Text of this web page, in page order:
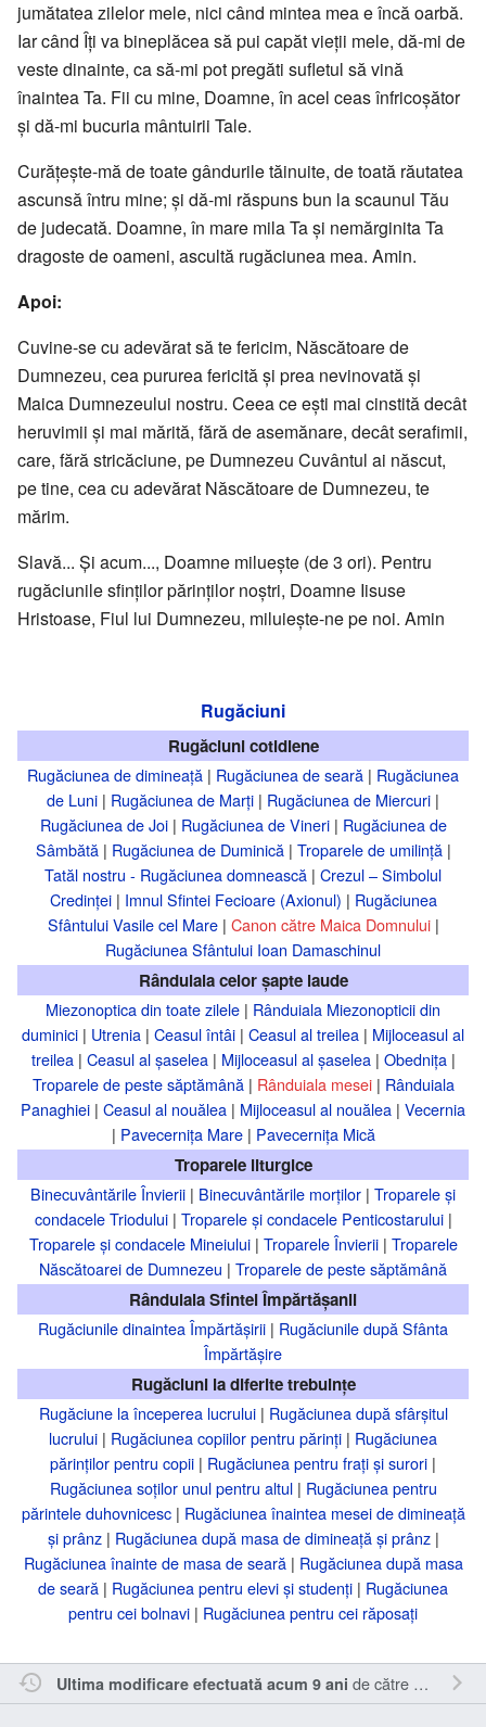
jumătatea zilelor mele, nici când mintea mea e încă oarbă.
Iar când Îţi va bineplăcea să pui capăt vieţii mele, dă-mi de
veste dinainte, ca să-mi pot pregăti sufletul să vină
înaintea Ta. Fii cu mine, Doamne, în acel ceas înfricoşător
şi dă-mi bucuria mântuirii Tale.
Curăţeşte-mă de toate gândurile tăinuite, de toată răutatea
ascunsă întru mine; şi dă-mi răspuns bun la scaunul Tău
de judecată. Doamne, în mare mila Ta şi nemărginita Ta
dragoste de oameni, ascultă rugăciunea mea. Amin.
Apoi:
Cuvine-se cu adevărat să te fe­ri­cim, Născătoare de
Dumnezeu, cea puru­rea fe­ricită și prea nevinovată și
Maica Dum­ne­zeului nostru. Ceea ce ești mai cinstită decât
heruvimii și mai mărită, fără de ase­mănare, decât serafimii,
ca­re, fără stri­că­ciune, pe Dumnezeu Cu­vântul ai născut,
pe tine, cea cu ade­vărat Năs­cătoare de Dumnezeu, te
mărim.
Slavă... Și acum..., Doamne miluește (de 3 ori). Pentru
rugăciunile sfinților părinților noștri, Doamne Iisuse
Hristoase, Fiul lui Dumnezeu, miluiește-ne pe noi. Amin
Rugăciuni
Rugăciuni cotidiene
Rugăciunea de dimineață | Rugăciunea de seară | Rugăciunea
de Luni | Rugăciunea de Marți | Rugăciunea de Miercuri |
Rugăciunea de Joi| Rugăciunea de Vineri| Rugăciunea de
Sâmbătă| Rugăciunea de Duminică| Troparele de umilință|
Tatăl nostru - Rugăciunea domnească | Crezul – Simbolul
Credinței| Imnul Sfintei Fecioare (Axionul) | Rugăciunea
Sfântului Vasile cel Mare| Canon către Maica Domnului|
Rugăciunea Sfântului Ioan Damaschinul
Rânduiala celor șapte laude
Miezonoptica din toate zilele | Rânduiala Miezonopticii din
duminici | Utrenia | Ceasul întâi | Ceasul al treilea | Mijloceasul al
treilea| Ceasul al șaselea| Mijloceasul al șaselea| Obednița|
Troparele de peste săptămână| Rânduiala mesei| Rânduiala
Panaghiei | Ceasul al nouălea | Mijloceasul al nouălea | Vecernia
| Pavecernița Mare| Pavecernița Mică
Troparele liturgice
Binecuvântările Învierii | Binecuvântările morților | Troparele și
condacele Triodului| Troparele și condacele Penticostarului|
Troparele și condacele Mineiului| Troparele Învierii| Troparele
Născătoarei de Dumnezeu | Troparele de peste săptămână
Rânduiala Sfintei Împărtășanii
Rugăciunile dinaintea Împărtășirii | Rugăciunile după Sfânta
Împărtășire
Rugăciuni la diferite trebuințe
Rugăciune la începerea lucrului| Rugăciunea după sfârșitul
lucrului | Rugăciunea copiilor pentru părinți | Rugăciunea
părinților pentru copii | Rugăciunea pentru frați și surori |
Rugăciunea soților unul pentru altul| Rugăciunea pentru
părintele duhovnicesc| Rugăciunea înaintea mesei de dimineață
și prânz| Rugăciunea după masa de dimineață și prânz|
Rugăciunea înainte de masa de seară| Rugăciunea după masa
de seară | Rugăciunea pentru elevi și studenți | Rugăciunea
pentru cei bolnavi | Rugăciunea pentru cei răposați
Ultima modificare efectuată acum 9 ani de către Kairos.